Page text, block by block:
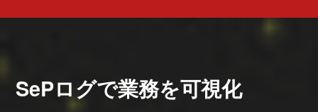
SePログで業務を可視化